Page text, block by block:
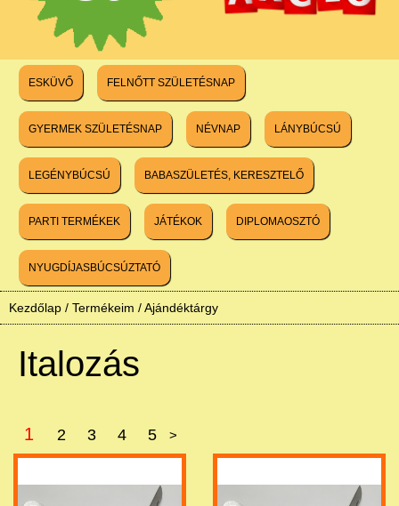
ESKÜVŐ FELNŐTT SZÜLETÉSNAP
GYERMEK SZÜLETÉSNAP NÉVNAP LÁNYBÚCSÚ
LEGÉNYBÚCSÚ BABASZÜLETÉS, KERESZTELŐ
PARTI TERMÉKEK JÁTÉKOK DIPLOMAOSZTÓ
NYUGDÍJASBÚCSÚZTATÓ
Kezdőlap / Termékeim /Ajándéktárgy
Italozás
1 2 3 4 5 >